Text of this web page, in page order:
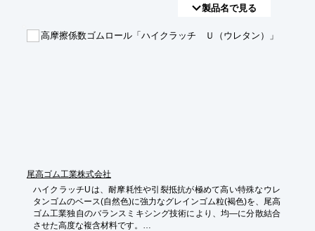
製品名で見る
高摩擦係数ゴムロール「ハイクラッチ Ｕ（ウレタン）」
尾高ゴム工業株式会社
ハイクラッチUは、耐摩耗性や引裂抵抗が極めて高い特殊なウレ
タンゴムのベース(自然色)に強力なグレインゴム粒(褐色)を、尾高
ゴム工業独自のバランスミキシング技術により、均―に分散結合
させた高度な複含材料です。